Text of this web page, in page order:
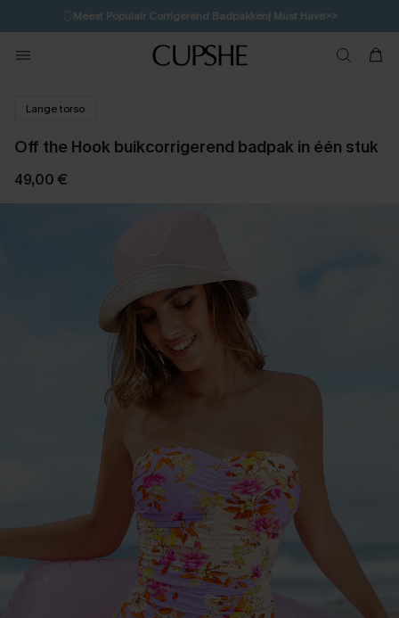
🩱Meest Populair Corrigerend Badpakken| Must Have>>
💌Abonneer je & ontvang tot 15% korting>>
Koop 3, krijg 15% korting | CODE: SW15
Lange torso
Off the Hook buikcorrigerend badpak in één stuk
49,00 €